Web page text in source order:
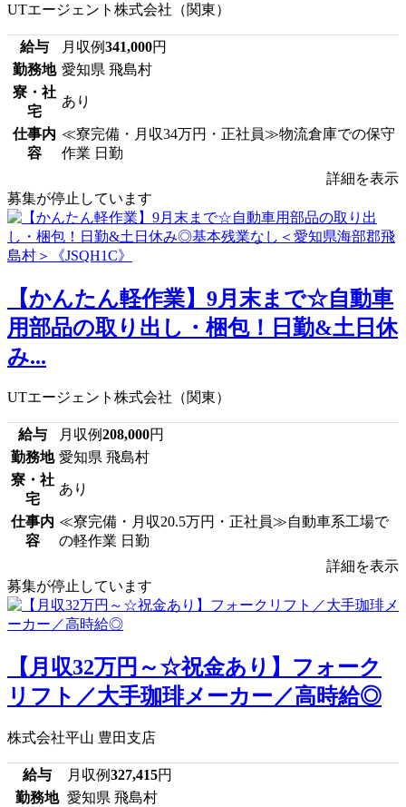
UTエージェント株式会社（関東）
給与 月収例341,000円
勤務地 愛知県 飛島村
寮・社
宅
あり
仕事内
容
≪寮完備・月収34万円・正社員≫物流倉庫での保守
作業 日勤
詳細を表示
募集が停止しています
【かんたん軽作業】9月末まで☆自動車
用部品の取り出し・梱包！日勤&土日休
み...
UTエージェント株式会社（関東）
給与 月収例208,000円
勤務地 愛知県 飛島村
寮・社
宅
あり
仕事内
容
≪寮完備・月収20.5万円・正社員≫自動車系工場で
の軽作業 日勤
詳細を表示
募集が停止しています
【月収32万円～☆祝金あり】フォーク
リフト／大手珈琲メーカー／高時給◎
株式会社平山 豊田支店
給与 月収例327,415円
勤務地 愛知県 飛島村